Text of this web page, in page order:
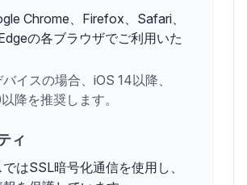
Chrome、Firefox、Safari、
の各ブラウザでご利用いた
イスの場合、iOS 14以降、
降を推奨します。
ィ
はSSL暗号化通信を使用し、